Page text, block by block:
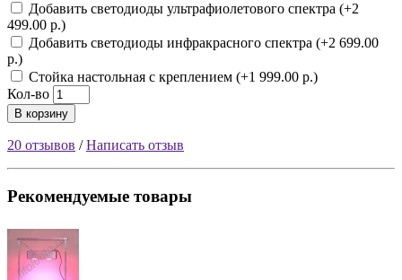
Добавить светодиоды ультрафиолетового спектра (+2
499.00 р.)
Добавить светодиоды инфракрасного спектра (+2 699.00
р.)
Стойка настольная с креплением (+1 999.00 р.)
Кол-во
В корзину
20 отзывов /Написать отзыв
Рекомендуемые товары